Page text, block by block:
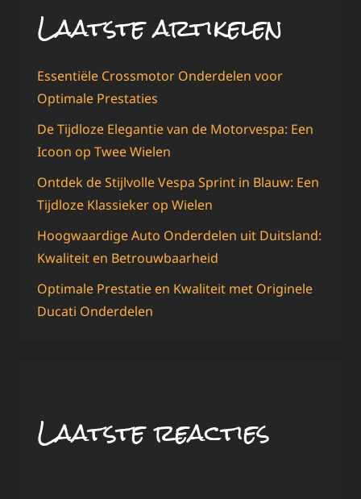
Laatste artikelen
Essentiële Crossmotor Onderdelen voor
Optimale Prestaties
De Tijdloze Elegantie van de Motorvespa: Een
Icoon op Twee Wielen
Ontdek de Stijlvolle Vespa Sprint in Blauw: Een
Tijdloze Klassieker op Wielen
Hoogwaardige Auto Onderdelen uit Duitsland:
Kwaliteit en Betrouwbaarheid
Optimale Prestatie en Kwaliteit met Originele
Ducati Onderdelen
Laatste reacties